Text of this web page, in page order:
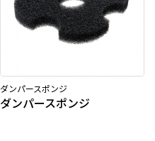
ダンパースポンジ
ダンパースポンジ